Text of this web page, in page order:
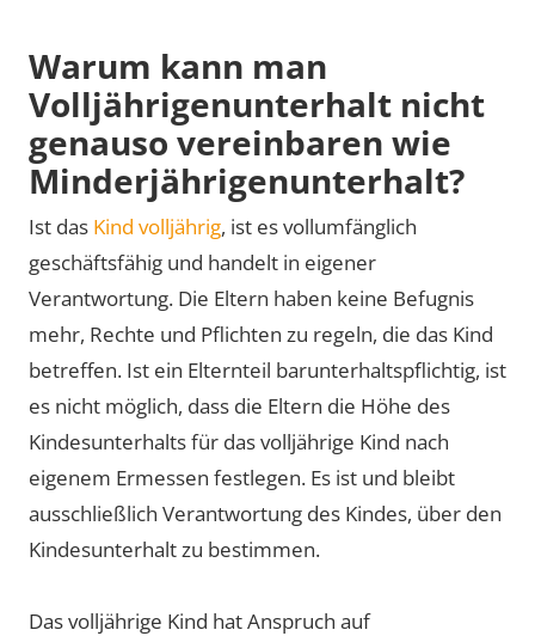
Warum kann man
Volljährigenunterhalt nicht
genauso vereinbaren wie
Minderjährigenunterhalt?
Ist das Kind volljährig, ist es vollumfänglich
geschäftsfähig und handelt in eigener
Verantwortung. Die Eltern haben keine Befugnis
mehr, Rechte und Pflichten zu regeln, die das Kind
betreffen. Ist ein Elternteil barunterhaltspflichtig, ist
es nicht möglich, dass die Eltern die Höhe des
Kindesunterhalts für das volljährige Kind nach
eigenem Ermessen festlegen. Es ist und bleibt
ausschließlich Verantwortung des Kindes, über den
Kindesunterhalt zu bestimmen.
Das volljährige Kind hat Anspruch auf